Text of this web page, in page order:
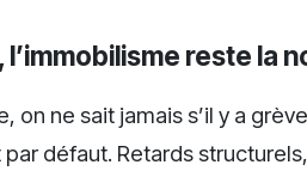
l’immobilisme reste la
on ne sait jamais s’il y a
défaut. Retards